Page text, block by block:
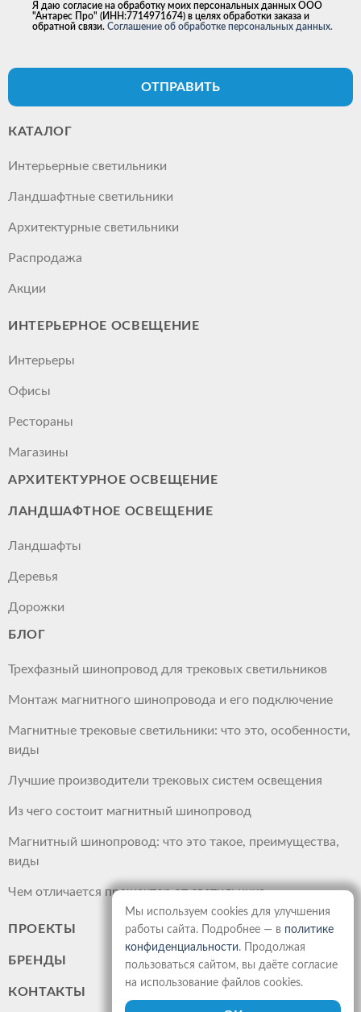
Я даю согласие на обработку моих персональных данных ООО
"Антарес Про" (ИНН:7714971674) в целях обработки заказа и
обратной связи. Соглашение об обработке персональных данных.
ОТПРАВИТЬ
КАТАЛОГ
Интерьерные светильники
Ландшафтные светильники
Архитектурные светильники
Распродажа
Акции
ИНТЕРЬЕРНОЕ ОСВЕЩЕНИЕ
Интерьеры
Офисы
Рестораны
Магазины
АРХИТЕКТУРНОЕ ОСВЕЩЕНИЕ
ЛАНДШАФТНОЕ ОСВЕЩЕНИЕ
Ландшафты
Деревья
Дорожки
БЛОГ
Трехфазный шинопровод для трековых светильников
Монтаж магнитного шинопровода и его подключение
Магнитные трековые светильники: что это, особенности,
виды
Лучшие производители трековых систем освещения
Из чего состоит магнитный шинопровод
Магнитный шинопровод: что это такое, преимущества,
виды
Чем отличается прожектор от светильника
ПРОЕКТЫ
БРЕНДЫ
КОНТАКТЫ
Мы используем cookies для улучшения
работы сайта. Подробнее — в политике
конфиденциальности. Продолжая
пользоваться сайтом, вы даёте согласие
на использование файлов cookies.